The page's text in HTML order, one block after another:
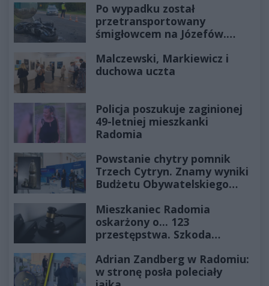
Po wypadku został
przetransportowany
śmigłowcem na Józefów.
Malczewski, Markiewicz i
duchowa uczta
Policja poszukuje zaginionej
49-letniej mieszkanki
Radomia
Powstanie chytry pomnik
Trzech Cytryn. Znamy wyniki
Budżetu Obywatelskiego
Mieszkaniec Radomia
oskarżony o... 123
przestępstwa. Szkoda
złotych
Adrian Zandberg w Radomiu:
w stronę posła poleciały